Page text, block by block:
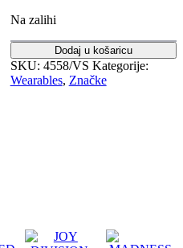
Na zalihi
Dodaj u košaricu
SKU: 4558/VS Kategorije:
Wearables, Značke